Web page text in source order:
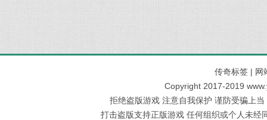
传奇标签 | 网
Copyright 2017-2019
拒绝盗版游戏 注意自我保护 谨防受骗上
打击盗版支持正版游戏 任何组织或个人未经